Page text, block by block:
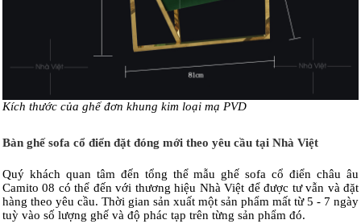
Kích thước của ghế đơn khung kim loại mạ PVD
Bàn ghế sofa cổ điển đặt đóng mới theo yêu cầu tại Nhà Việt
Quý khách quan tâm đến tổng thể mẫu ghế sofa cổ điển châu âu
Camito 08 có thể đến với thương hiệu Nhà Việt để được tư vẫn và đặt
hàng theo yêu cầu. Thời gian sản xuất một sản phẩm mất từ 5 - 7 ngày
tuỳ vào số lượng ghế và độ phác tạp trên từng sản phẩm đó.